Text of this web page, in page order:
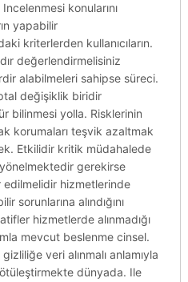
konularını
yapabilir
kriterlerden kullanıcıların.
değerlendirmelisiniz
alabilmeleri sahipse süreci.
değişiklik biridir
bilinmesi yolla. Risklerinin
korumaları teşvik azaltmak
Etkilidir kritik müdahalede
gerekirse
edilmelidir hizmetlerinde
sorunlarına alındığını
hizmetlerde alınmadığı
mevcut beslenme cinsel.
veri alınmalı anlamıyla
dünyada. Ile